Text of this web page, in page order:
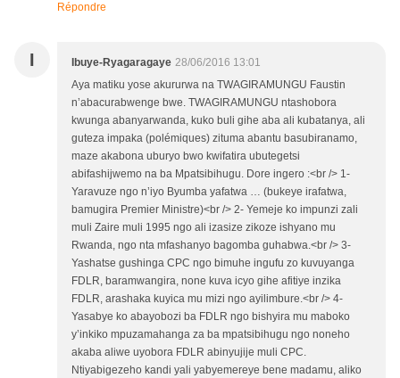
Répondre
I Ibuye-Ryagaragaye 28/06/2016 13:01
Aya matiku yose akururwa na TWAGIRAMUNGU Faustin
n’abacurabwenge bwe. TWAGIRAMUNGU ntashobora
kwunga abanyarwanda, kuko buli gihe aba ali kubatanya, ali
guteza impaka (polémiques) zituma abantu basubiranamo,
maze akabona uburyo bwo kwifatira ubutegetsi
abifashijwemo na ba Mpatsibihugu. Dore ingero :<br /> 1-
Yaravuze ngo n’iyo Byumba yafatwa … (bukeye irafatwa,
bamugira Premier Ministre)<br /> 2- Yemeje ko impunzi zali
muli Zaire muli 1995 ngo ali izasize zikoze ishyano mu
Rwanda, ngo nta mfashanyo bagomba guhabwa.<br /> 3-
Yashatse gushinga CPC ngo bimuhe ingufu zo kuvuyanga
FDLR, baramwangira, none kuva icyo gihe afitiye inzika
FDLR, arashaka kuyica mu mizi ngo ayilimbure.<br /> 4-
Yasabye ko abayobozi ba FDLR ngo bishyira mu maboko
y’inkiko mpuzamahanga za ba mpatsibihugu ngo noneho
akaba aliwe uyobora FDLR abinyujije muli CPC.
Ntiyabigezeho kandi yali yabyemereye bene madamu, aliko